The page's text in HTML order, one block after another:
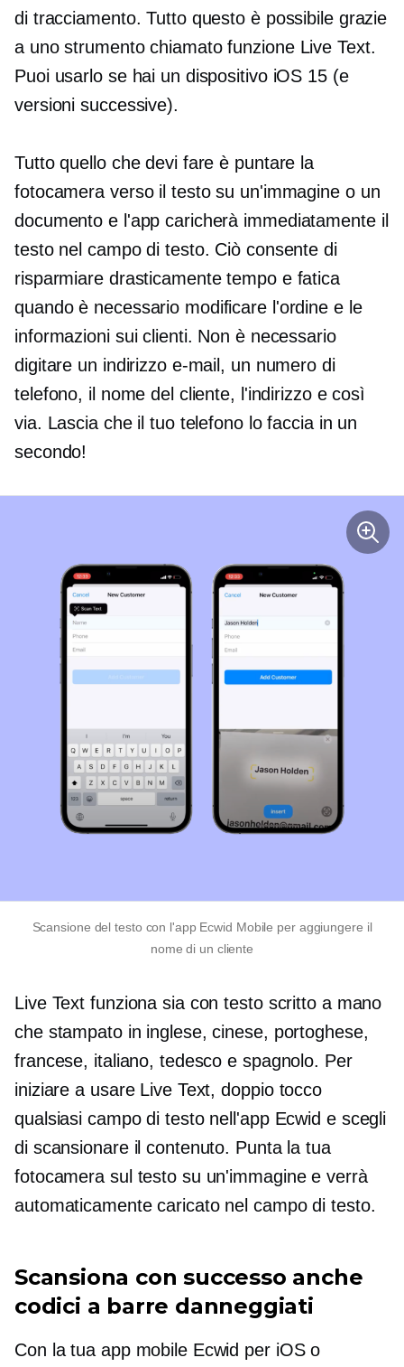
di tracciamento. Tutto questo è possibile grazie
a uno strumento chiamato funzione Live Text.
Puoi usarlo se hai un dispositivo iOS 15 (e
versioni successive).
Tutto quello che devi fare è puntare la
fotocamera verso il testo su un'immagine o un
documento e l'app caricherà immediatamente il
testo nel campo di testo. Ciò consente di
risparmiare drasticamente tempo e fatica
quando è necessario modificare l'ordine e le
informazioni sui clienti. Non è necessario
digitare un indirizzo e-mail, un numero di
telefono, il nome del cliente, l'indirizzo e così
via. Lascia che il tuo telefono lo faccia in un
secondo!
Scansione del testo con l'app Ecwid Mobile per aggiungere il
nome di un cliente
Live Text funziona sia con testo scritto a mano
che stampato in inglese, cinese, portoghese,
francese, italiano, tedesco e spagnolo. Per
iniziare a usare Live Text,doppio tocco
qualsiasi campo di testo nell'app Ecwid e scegli
di scansionare il contenuto. Punta la tua
fotocamera sul testo su un'immagine e verrà
automaticamente caricato nel campo di testo.
Scansiona con successo anche
codici a barre danneggiati
Con la tua app mobile Ecwid per iOS o